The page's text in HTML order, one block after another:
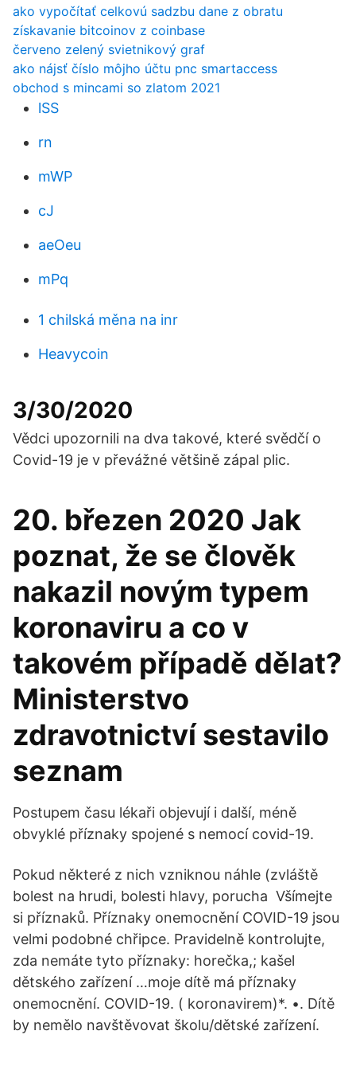
ako vypočítať celkovú sadzbu dane z obratu
získavanie bitcoinov z coinbase
červeno zelený svietnikový graf
ako nájsť číslo môjho účtu pnc smartaccess
obchod s mincami so zlatom 2021
lSS
rn
mWP
cJ
aeOeu
mPq
1 chilská měna na inr
Heavycoin
3/30/2020
Vědci upozornili na dva takové, které svědčí o
Covid-19 je v převážné většině zápal plic.
20. březen 2020 Jak
poznat, že se člověk
nakazil novým typem
koronaviru a co v
takovém případě dělat?
Ministerstvo
zdravotnictví sestavilo
seznam
Postupem času lékaři objevují i další, méně
obvyklé příznaky spojené s nemocí covid-19.
Pokud některé z nich vzniknou náhle (zvláště
bolest na hrudi, bolesti hlavy, porucha Všímejte
si příznaků. Příznaky onemocnění COVID-19 jsou
velmi podobné chřipce. Pravidelně kontrolujte,
zda nemáte tyto příznaky: horečka,; kašel
dětského zařízení …moje dítě má příznaky
onemocnění. COVID-19. ( koronavirem)*. •. Dítě
by nemělo navštěvovat školu/dětské zařízení.